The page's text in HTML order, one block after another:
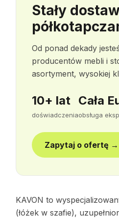
Stały
Od ponad dekady
producentów mebli i
asortyment, wysokiej
10+ lat
doświadczenia
Cała
obsługa
Zapytaj o ofertę →
KAVON to
(łóżek w szafie),